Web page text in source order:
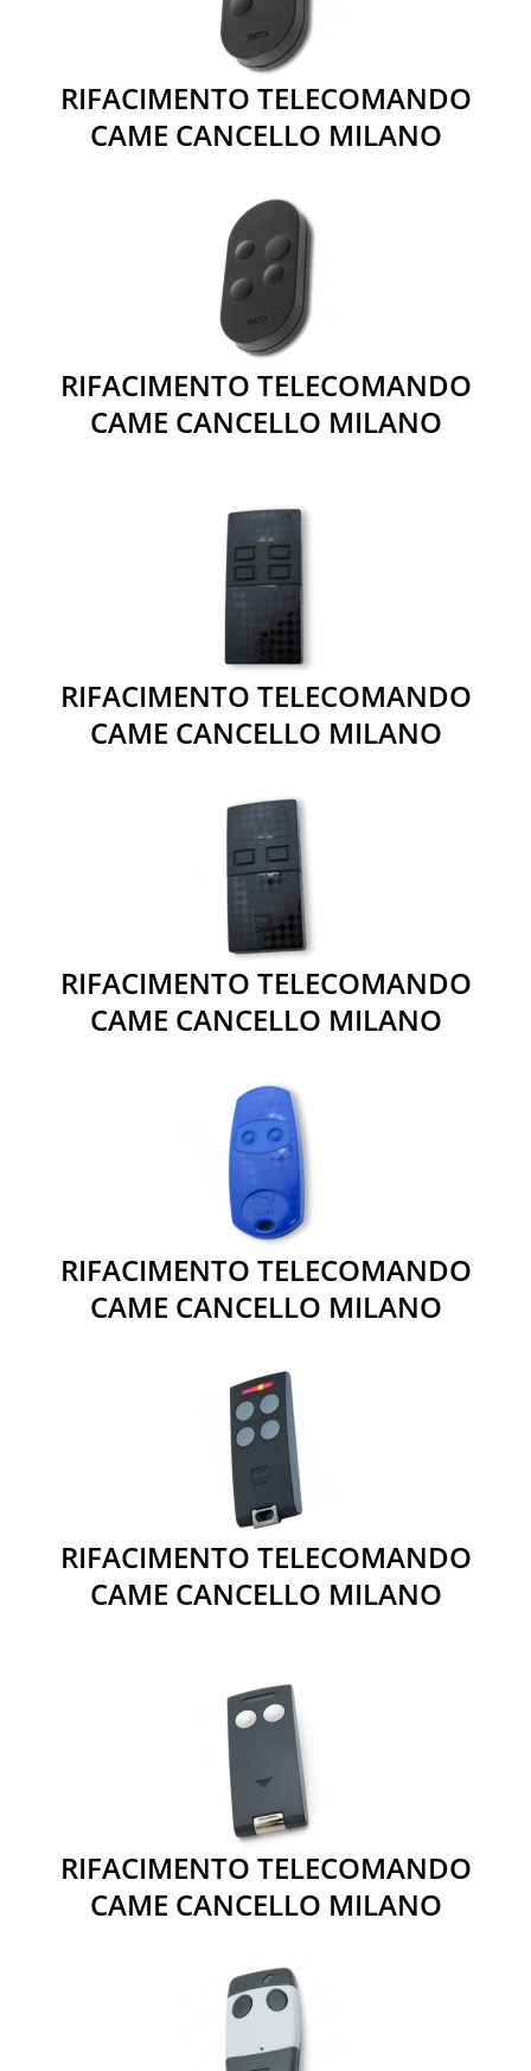
RIFACIMENTO TELECOMANDO
CAME CANCELLO MILANO
RIFACIMENTO TELECOMANDO
CAME CANCELLO MILANO
RIFACIMENTO TELECOMANDO
CAME CANCELLO MILANO
RIFACIMENTO TELECOMANDO
CAME CANCELLO MILANO
RIFACIMENTO TELECOMANDO
CAME CANCELLO MILANO
RIFACIMENTO TELECOMANDO
CAME CANCELLO MILANO
RIFACIMENTO TELECOMANDO
CAME CANCELLO MILANO